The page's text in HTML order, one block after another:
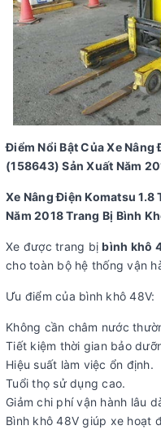
Điểm Nổi Bật Của Xe Nâng
(158643) Sản Xuất Năm
Xe Nâng Điện Komatsu 1.8
Năm 2018 Trang Bị Bình
Xe được trang bịbình khô
cho toàn bộ hệ thống vận
Ưu điểm của bình khô 48V:
Không cần châm nước
Tiết kiệm thời gian bảo
Hiệu suất làm việc ổn định.
Tuổi thọ sử dụng cao.
Giảm chi phí vận hành lâu
Bình khô 48V giúp xe hoạt